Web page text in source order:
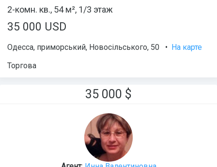
2-комн. кв., 54 м², 1/3 этаж
35 000 USD
Одесса, приморський, Новосільського, 50 • На карте
Торгова
35 000 $